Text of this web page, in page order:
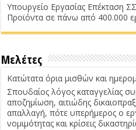
Υπουργείο Εργασίας Επέκταση
Προϊόντα σε πάνω από 400.000
Μελέτες
Κατώτατα όρια μισθών και
Σπουδαίος λόγος καταγγελίας
αποζημίωση, αιτιώδης
απαλλαγή, πότε υπερήμερος ο
νομιμότητας και κρίσεις